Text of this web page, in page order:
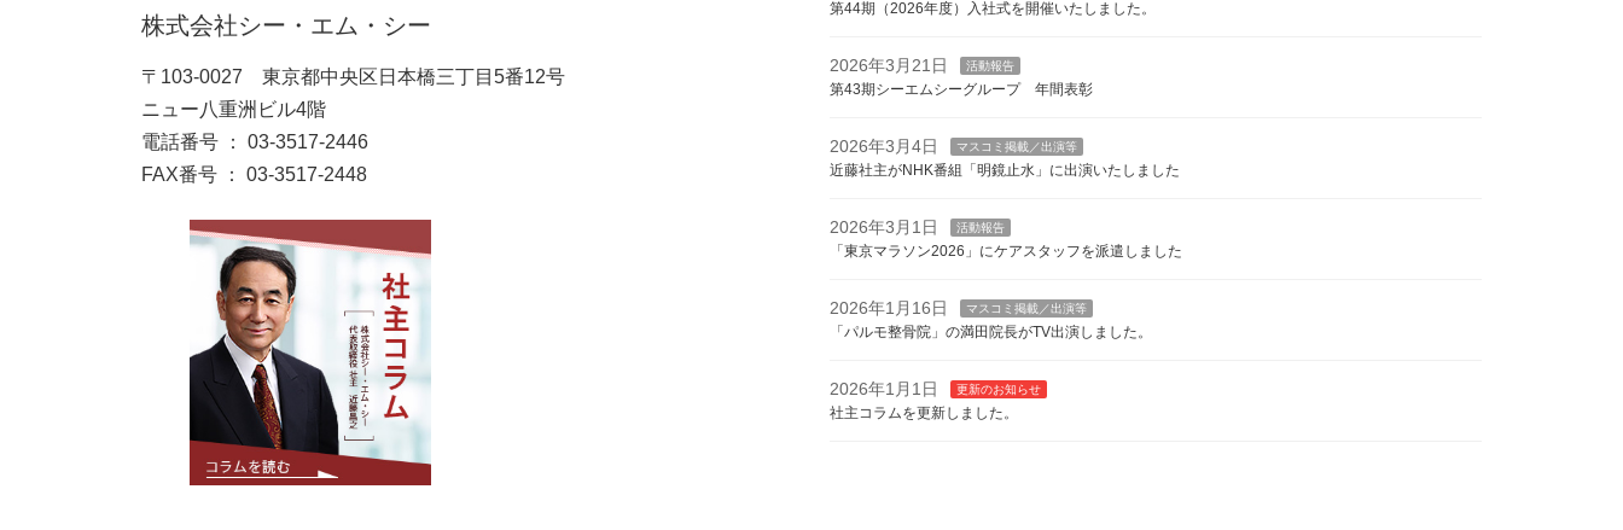
株式会社シー・エム・シー
〒103-0027 東京都中央区日本橋三丁目5番12号
ニュー八重洲ビル4階
電話番号 ： 03-3517-2446
FAX番号 ： 03-3517-2448
第44期（2026年度）入社式を開催いたしました。
2026年3月21日 活動報告
第43期シーエムシーグループ 年間表彰
2026年3月4日 マスコミ掲載／出演等
近藤社主がNHK番組「明鏡止水」に出演いたしました
2026年3月1日 活動報告
「東京マラソン2026」にケアスタッフを派遣しました
2026年1月16日 マスコミ掲載／出演等
「パルモ整骨院」の満田院長がTV出演しました。
2026年1月1日 更新のお知らせ
社主コラムを更新しました。